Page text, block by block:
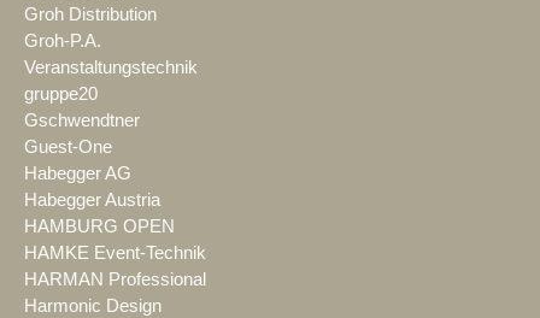
Groh Distribution
Groh-P.A.
Veranstaltungstechnik
gruppe20
Gschwendtner
Guest-One
Habegger AG
Habegger Austria
HAMBURG OPEN
HAMKE Event-Technik
HARMAN Professional
Harmonic Design